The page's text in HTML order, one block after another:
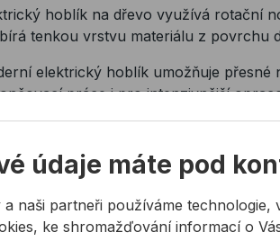
hoblík na dřevo využívá rotační
tenkou vrstvu materiálu z povrchu
elektrický hoblík umožňuje
práce i pro intenzivnější
odsávání hoblin nebo možností
hoblík nebo ruční
údaje máte pod
a naši partneři používáme technologie,
ke shromažďování informací o